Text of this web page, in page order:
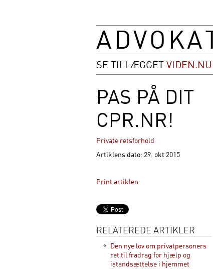
SE TILLÆGGETVIDEN.NU
PAS PÅ DIT
CPR.NR!
Private retsforhold
Artiklens dato: 29. okt 2015
Print artiklen
RELATEREDE ARTIKLER
Den nye lov om privatpersoners
ret til fradrag for hjælp og
istandsættelse i hjemmet